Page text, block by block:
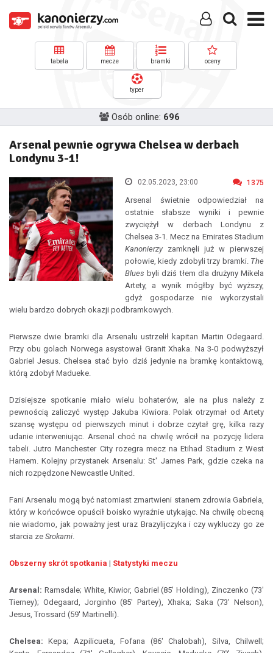
tabela mecze bramki oceny
typer
Osób online: 696
Arsenal pewnie ogrywa Chelsea w derbach
Londynu 3-1!
02.05.2023, 23:00 1375
Arsenal świetnie odpowiedział na
ostatnie słabsze wyniki i pewnie
zwyciężył w derbach Londynu z
Chelsea 3-1. Mecz na Emirates Stadium
Kanonierzyzamknęli już w pierwszej
połowie, kiedy zdobyli trzy bramki. The
Blues byli dziś tłem dla drużyny Mikela
Artety, a wynik mógłby być wyższy,
gdyż gospodarze nie wykorzystali
wielu bardzo dobrych okazji podbramkowych.
Pierwsze dwie bramki dla Arsenalu ustrzelił kapitan Martin Odegaard.
Przy obu golach Norwega asystował Granit Xhaka. Na 3-0 podwyższył
Gabriel Jesus. Chelsea stać było dziś jedynie na bramkę kontaktową,
którą zdobył Madueke.
Dzisiejsze spotkanie miało wielu bohaterów, ale na plus należy z
pewnością zaliczyć występ Jakuba Kiwiora. Polak otrzymał od Artety
szansę występu od pierwszych minut i dobrze czytał grę, kilka razy
udanie interweniując. Arsenal choć na chwilę wrócił na pozycję lidera
tabeli. Jutro Manchester City rozegra mecz na Etihad Stadium z West
Hamem. Kolejny przystanek Arsenalu: St' James Park, gdzie czeka na
nich rozpędzone Newcastle United.
Fani Arsenalu mogą być natomiast zmartwieni stanem zdrowia Gabriela,
który w końcówce opuścił boisko wyraźnie utykając. Na chwilę obecną
nie wiadomo, jak poważny jest uraz Brazylijczyka i czy wykluczy go ze
starcia ze Srokami.
Obszerny skrót spotkania | Statystyki meczu
Arsenal: Ramsdale; White, Kiwior, Gabriel (85' Holding), Zinczenko (73'
Tierney); Odegaard, Jorginho (85' Partey), Xhaka; Saka (73' Nelson),
Jesus, Trossard (59' Martinelli).
Chelsea: Kepa; Azpilicueta, Fofana (86' Chalobah), Silva, Chilwell;